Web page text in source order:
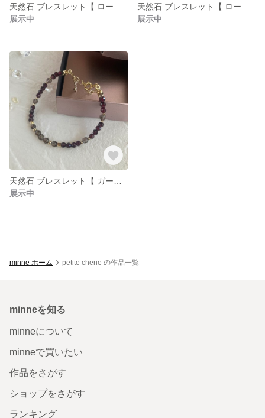
展示中
展示中
展示中
minne ホーム petite cherie の作品一覧
minneを知る
minneについて
minneで買いたい
作品をさがす
ショップをさがす
ランキング